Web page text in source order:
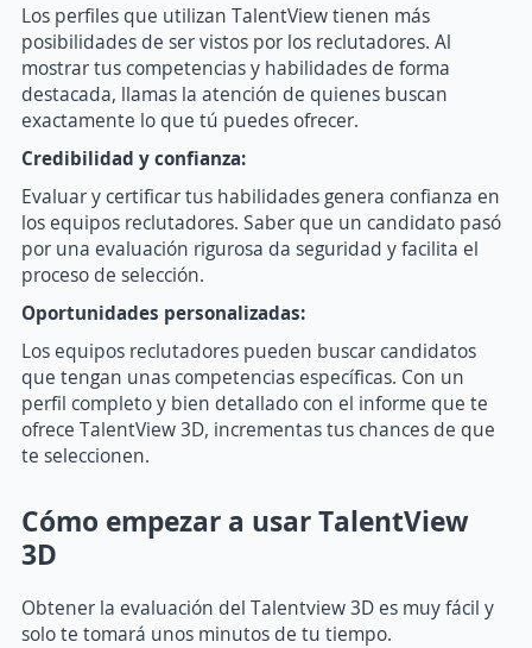
Los perfiles que utilizan TalentView tienen más
posibilidades de ser vistos por los reclutadores. Al
mostrar tus competencias y habilidades de forma
destacada, llamas la atención de quienes buscan
exactamente lo que tú puedes ofrecer.
Credibilidad y confianza:
Evaluar y certificar tus habilidades genera confianza en
los equipos reclutadores. Saber que un candidato pasó
por una evaluación rigurosa da seguridad y facilita el
proceso de selección.
Oportunidades personalizadas:
Los equipos reclutadores pueden buscar candidatos
que tengan unas competencias específicas. Con un
perfil completo y bien detallado con el informe que te
ofrece TalentView 3D, incrementas tus chances de que
te seleccionen.
Cómo empezar a usar TalentView
3D
Obtener la evaluación del Talentview 3D es muy fácil y
solo te tomará unos minutos de tu tiempo.